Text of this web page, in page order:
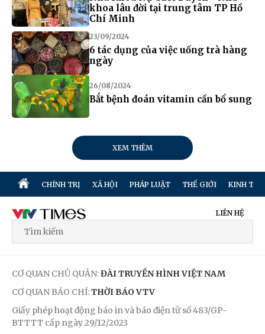
khoa lâu đời tại trung tâm TP Hồ
Chí Minh
23/09/2024
6 tác dụng của việc uống trà hàng
ngày
26/08/2024
Bắt bệnh đoán vitamin cần bổ sung
XEM THÊM
CHÍNH TRỊ XÃ HỘI PHÁP LUẬT THẾ GIỚI KINH TẾ
LIÊN HỆ
CƠ QUAN CHỦ QUẢN:ĐÀI TRUYỀN HÌNH VIỆT NAM
CƠ QUAN BÁO CHÍ:THỜI BÁO VTV
Giấy phép hoạt động báo in và báo điện tử số 483/GP-
BTTTT cấp ngày 29/12/2023